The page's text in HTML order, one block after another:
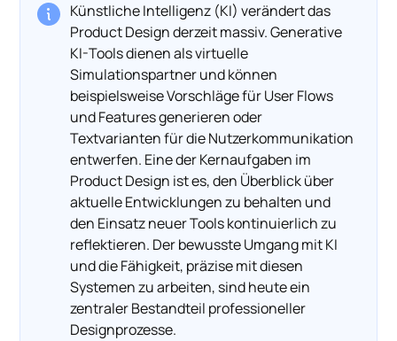
Künstliche Intelligenz (KI) verändert das
Product Design derzeit massiv. Generative
KI-Tools dienen als virtuelle
Simulationspartner und können
beispielsweise Vorschläge für User Flows
und Features generieren oder
Textvarianten für die Nutzerkommunikation
entwerfen. Eine der Kernaufgaben im
Product Design ist es, den Überblick über
aktuelle Entwicklungen zu behalten und
den Einsatz neuer Tools kontinuierlich zu
reflektieren. Der bewusste Umgang mit KI
und die Fähigkeit, präzise mit diesen
Systemen zu arbeiten, sind heute ein
zentraler Bestandteil professioneller
Designprozesse.